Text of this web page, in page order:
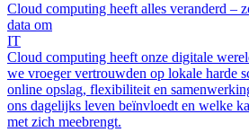
Cloud computing heeft alles veranderd –
data om
IT
Cloud computing heeft onze digitale
we vroeger vertrouwden op lokale harde
online opslag, flexibiliteit en
ons dagelijks leven beïnvloedt en welke
met zich meebrengt.